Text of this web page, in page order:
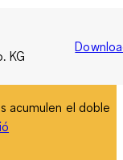
KG
acumulen el doble